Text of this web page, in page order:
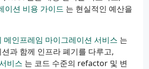
이션 비용 가이드 는 현실적인 예산을
인프레임 마이그레이션 서비스 는
과 함께 인프라 폐기를 다루고,
비스 는 코드 수준의 refactor 및 변